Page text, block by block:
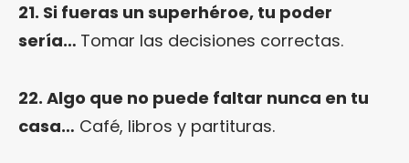
21. Si fueras un superhéroe, tu poder
sería… Tomar las decisiones correctas.
22. Algo que no puede faltar nunca en tu
casa… Café, libros y partituras.